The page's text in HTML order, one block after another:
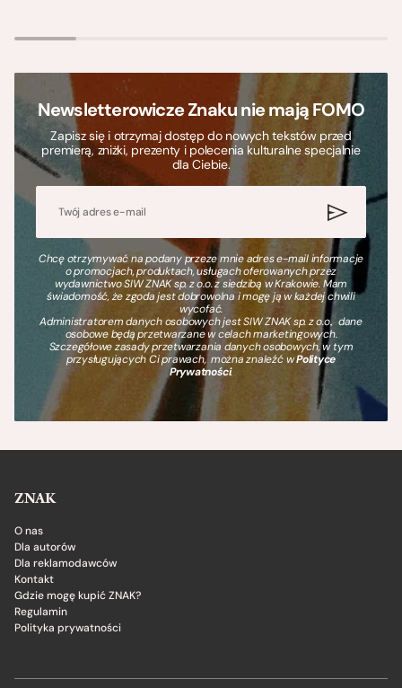
Newsletterowicze Znaku nie mają FOMO
Zapisz się i otrzymaj dostęp do nowych tekstów przed
premierą, zniżki, prezenty i polecenia kulturalne specjalnie
dla Ciebie.
Chcę otrzymywać na podany przeze mnie adres e-mail informacje
o promocjach, produktach, usługach oferowanych przez
wydawnictwo SIW ZNAK sp. z o.o. z siedzibą w Krakowie. Mam
świadomość, że zgoda jest dobrowolna i mogę ją w każdej chwili
wycofać.
Administratorem danych osobowych jest SIW ZNAK sp. z o.o., dane
osobowe będą przetwarzane w celach marketingowych.
Szczegółowe zasady przetwarzania danych osobowych, w tym
przysługujących Ci prawach, można znaleźć wPolityce
Prywatności.
ZNAK
O nas
Dla autorów
Dla reklamodawców
Kontakt
Gdzie mogę kupić ZNAK?
Regulamin
Polityka prywatności